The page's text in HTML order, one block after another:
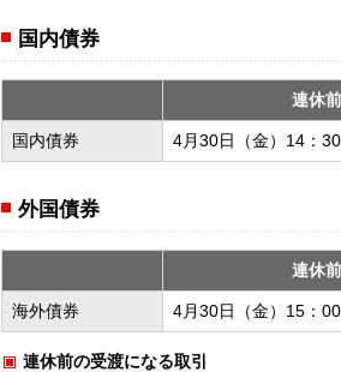
国内債券
連休
国内債券 4月30日（金）14：
外国債券
連休
海外債券 4月30日（金）15：
連休前の受渡になる取引